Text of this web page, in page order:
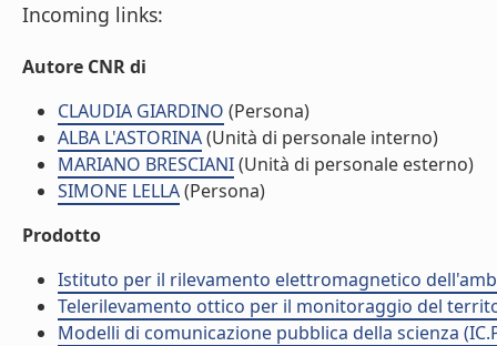
Incoming links:
Autore CNR di
CLAUDIA GIARDINO (Persona)
ALBA L'ASTORINA(Unità di personale interno)
MARIANO BRESCIANI(Unità di personale esterno)
SIMONE LELLA(Persona)
Prodotto
Istituto per il rilevamento elettromagnetico
Telerilevamento ottico per il monitoraggio del
Modelli di comunicazione pubblica della scienza